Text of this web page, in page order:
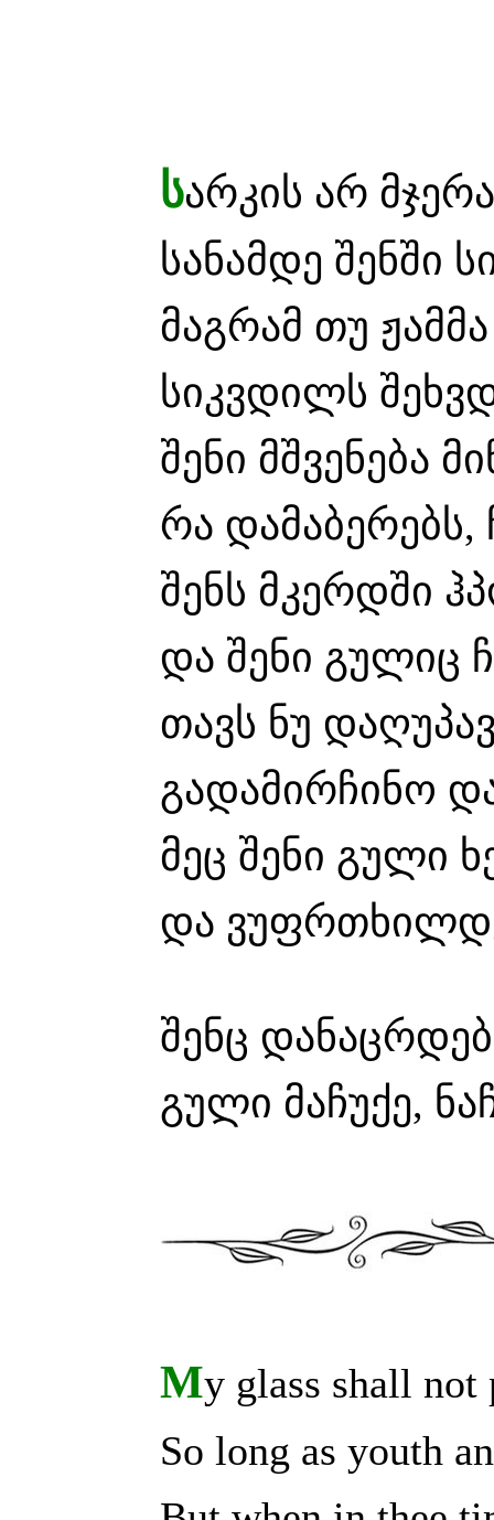
სარკის არ
სანამდე შენში
მაგრამ თუ
სიკვდილს
შენი მშვენება
რა დამაბერებს,
შენს მკერდში
და შენი გულიც
თავს ნუ
გადამირჩინო
მეც შენი გული
და
შენც
გული მაჩუქე,
My glass shall not
So long as youth